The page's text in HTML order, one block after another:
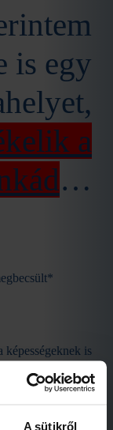
A sütikről
is egy
a
…
is
megválogatjuk a
kollégáid 😉